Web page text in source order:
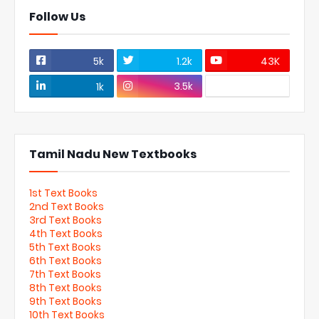
Follow Us
5k 1.2k
43K
1k
3.5k
Tamil Nadu New Textbooks
1st Text Books
2nd Text Books
3rd Text Books
4th Text Books
5th Text Books
6th Text Books
7th Text Books
8th Text Books
9th Text Books
10th Text Books